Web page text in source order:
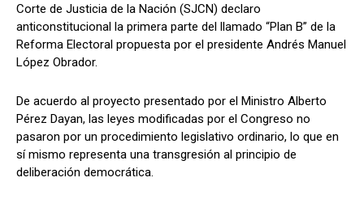
Corte de Justicia de la Nación (SJCN) declaro
anticonstitucional la primera parte del llamado “Plan B” de la
Reforma Electoral propuesta por el presidente Andrés Manuel
López Obrador.
De acuerdo al proyecto presentado por el Ministro Alberto
Pérez Dayan, las leyes modificadas por el Congreso no
pasaron por un procedimiento legislativo ordinario, lo que en
sí mismo representa una transgresión al principio de
deliberación democrática.